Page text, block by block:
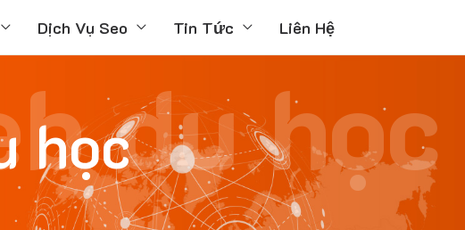
Dịch Vụ Seo Tin Tức Liên Hệ
du học
học